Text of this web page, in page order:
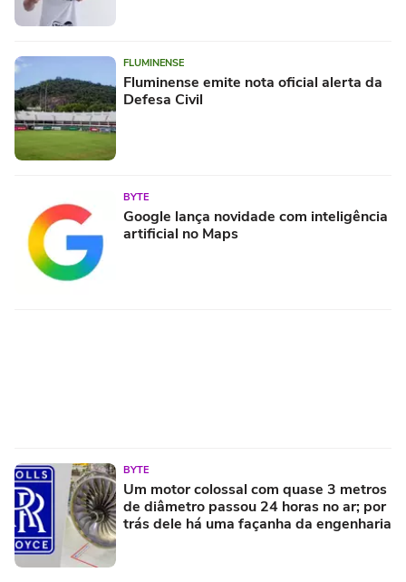
FLUMINENSE
Fluminense emite nota oficial alerta da
Defesa Civil
BYTE
Google lança novidade com inteligência
artificial no Maps
BYTE
Um motor colossal com quase 3 metros
de diâmetro passou 24 horas no ar; por
trás dele há uma façanha da engenharia